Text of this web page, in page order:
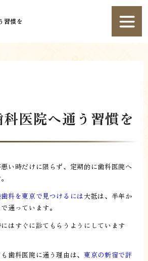
習慣を
医院へ通う習慣を
い時だけに限らず、定期的に歯科医院へ
科を東京で見つけるには大抵は、半年か
通っています。
はすぐに診てもらうようにしています
歯科医院に通う理由は、東京の新宿で評